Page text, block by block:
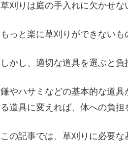
草刈りは庭の手入れに欠かせな
もっと楽に草刈りができないも
しかし、適切な道具を選ぶと負
鎌やハサミなどの基本的な道
る道具に変えれば、体への負担
この記事では、草刈りに必要